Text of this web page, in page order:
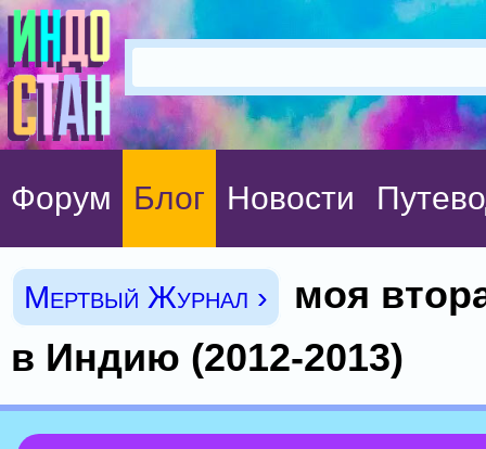
Форум Блог Новости
Мертвый Журнал ›
моя
в Индию (2012-2013)